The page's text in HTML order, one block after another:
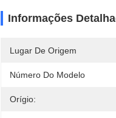
Informações
Lugar De Origem
Número Do Modelo
Orígio: